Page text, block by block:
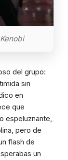
del grupo:
sin
en
que
espeluznante,
pero de
flash de
un